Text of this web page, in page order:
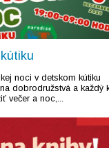
noci v detskom kútiku
dobrodružstvá a každý
večer a noc,...